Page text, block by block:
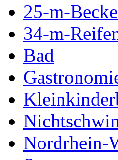
25-m-
34-m-
Bad
Nordrhein-